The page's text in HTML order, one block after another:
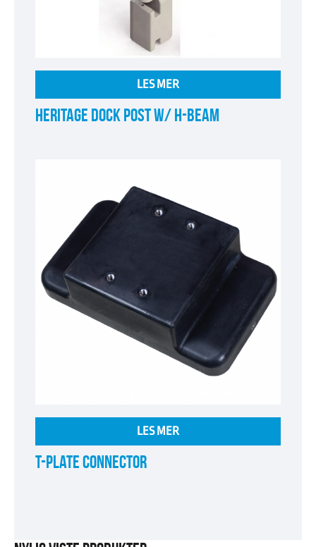
LES MER
HERITAGE DOCK POST W/ H-BEAM
LES MER
T-PLATE CONNECTOR